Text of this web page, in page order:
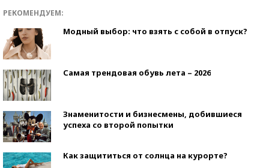
РЕКОМЕНДУЕМ:
Модный выбор: что взять с собой в отпуск?
Самая трендовая обувь лета – 2026
Знаменитости и бизнесмены, добившиеся
успеха со второй попытки
Как защититься от солнца на курорте?